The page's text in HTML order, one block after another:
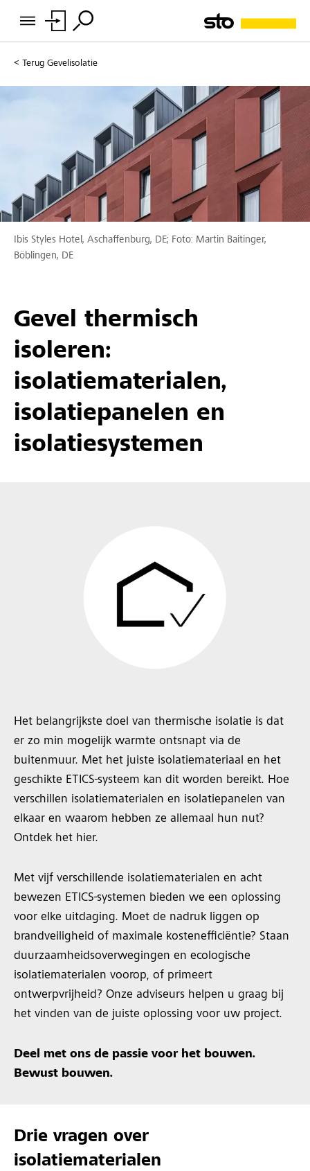
Terug Gevelisolatie
Ibis Styles Hotel, Aschaffenburg, DE; Foto: Martin Baitinger,
Böblingen, DE
Gevel thermisch
isoleren:
isolatiematerialen,
isolatiepanelen en
isolatiesystemen
Het belangrijkste doel van thermische isolatie is dat
er zo min mogelijk warmte ontsnapt via de
buitenmuur. Met het juiste isolatiemateriaal en het
geschikte ETICS-systeem kan dit worden bereikt. Hoe
verschillen isolatiematerialen en isolatiepanelen van
elkaar en waarom hebben ze allemaal hun nut?
Ontdek het hier.
Met vijf verschillende isolatiematerialen en acht
bewezen ETICS-systemen bieden we een oplossing
voor elke uitdaging. Moet de nadruk liggen op
brandveiligheid of maximale kostenefficiëntie? Staan
duurzaamheidsoverwegingen en ecologische
isolatiematerialen voorop, of primeert
ontwerpvrijheid? Onze adviseurs helpen u graag bij
het vinden van de juiste oplossing voor uw project.
Deel met ons de passie voor het bouwen.
Bewust bouwen.
Drie vragen over
isolatiematerialen